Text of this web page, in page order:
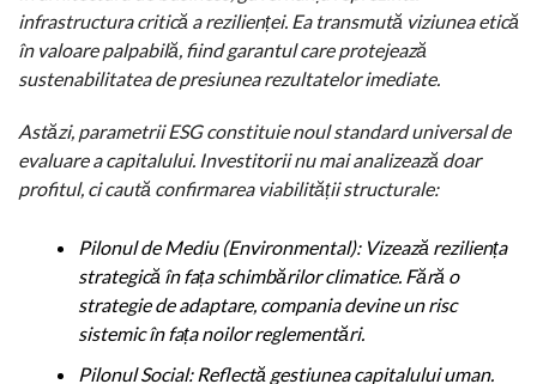
infrastructura critică a rezilienței. Ea transmută viziunea etică
în valoare palpabilă, fiind garantul care protejează
sustenabilitatea de presiunea rezultatelor imediate.
Astăzi, parametrii ESG constituie noul standard universal de
evaluare a capitalului. Investitorii nu mai analizează doar
profitul, ci caută confirmarea viabilității structurale:
Pilonul de Mediu (Environmental): Vizează reziliența
strategică în fața schimbărilor climatice. Fără o
strategie de adaptare, compania devine un risc
sistemic în fața noilor reglementări.
Pilonul Social: Reflectă gestiunea capitalului uman.